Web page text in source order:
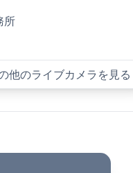
所
他のライブカメラを見る